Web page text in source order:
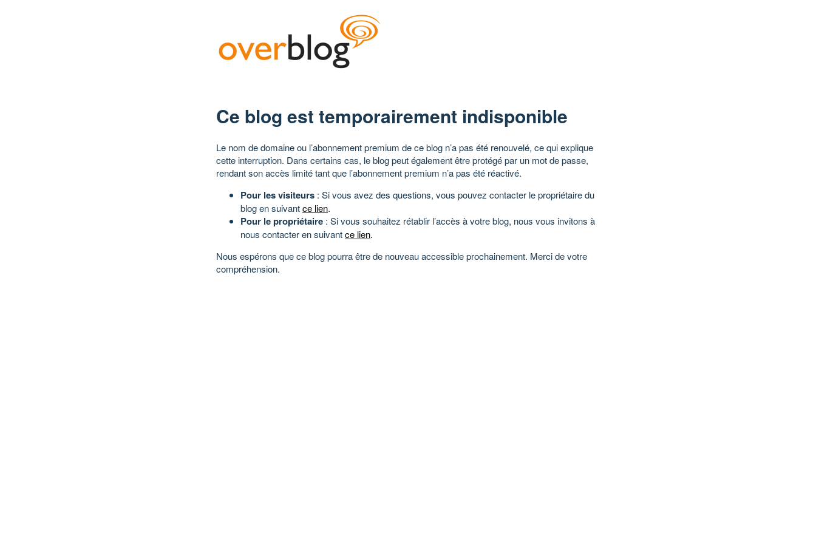
Ce blog est temporairement indisponible
Le nom de domaine ou l’abonnement premium de ce blog n’a pas été renouvelé, ce qui explique
cette interruption. Dans certains cas, le blog peut également être protégé par un mot de passe,
rendant son accès limité tant que l’abonnement premium n’a pas été réactivé.
Pour les visiteurs : Si vous avez des questions, vous pouvez contacter le propriétaire du
blog en suivantce lien.
Pour le propriétaire : Si vous souhaitez rétablir l’accès à votre blog, nous vous invitons à
nous contacter en suivantce lien.
Nous espérons que ce blog pourra être de nouveau accessible prochainement. Merci de votre
compréhension.